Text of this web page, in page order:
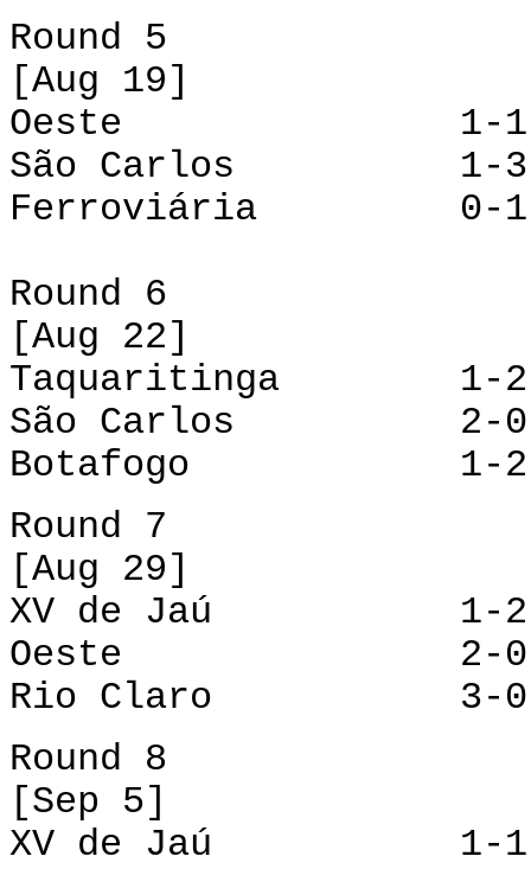
Round 5
[Aug 19]
Oeste 1-1
São Carlos 1-3
Ferroviária 0-1
Round 6
[Aug 22]
Taquaritinga 1-2
São Carlos 2-0
Botafogo 1-2
Round 7
[Aug 29]
XV de Jaú 1-2
Oeste 2-0
Rio Claro 3-0
Round 8
[Sep 5]
XV de Jaú 1-1